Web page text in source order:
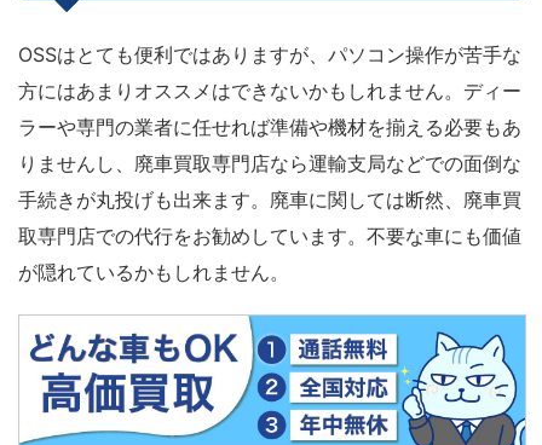
OSSはとても便利ではありますが、パソコン操作が苦手な
方にはあまりオススメはできないかもしれません。ディー
ラーや専門の業者に任せれば準備や機材を揃える必要もあ
りませんし、廃車買取専門店なら運輸支局などでの面倒な
手続きが丸投げも出来ます。廃車に関しては断然、廃車買
取専門店での代行をお勧めしています。不要な車にも価値
が隠れているかもしれません。